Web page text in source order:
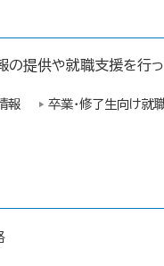
の提供や就職支援を行っ
報 卒業・修了生向け就